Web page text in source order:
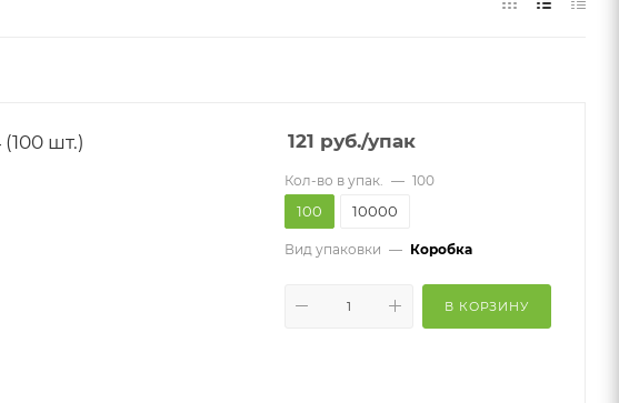
Дюбель нейлоновый PND-4 (100 шт.) 121 руб./упак
Кол-во в упак. — 100
100 10000
Вид упаковки — Коробка
В КОРЗИНУ